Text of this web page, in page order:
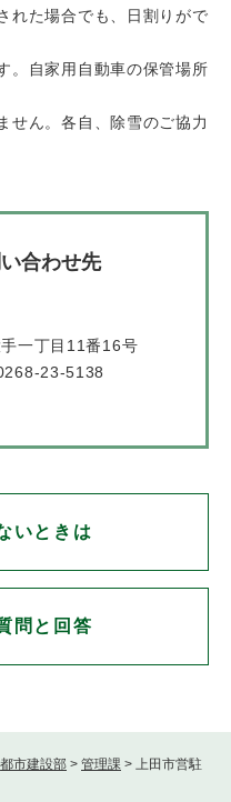
都市建設部 > 管理課 > 上田市営駐
れた場合でも、日割りがで
。自家用自動車の保管場所
せん。各自、除雪のご協力
合わせ先
一丁目11番16号
23-5138
いときは
問と回答